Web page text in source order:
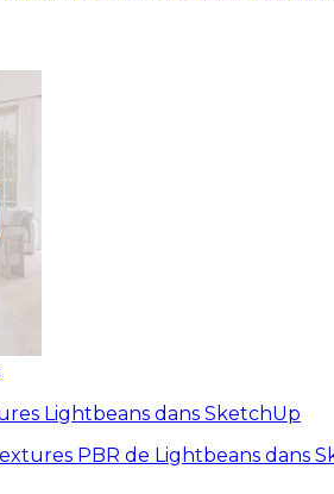
Lightbeans dans SketchUp
PBR de Lightbeans dans